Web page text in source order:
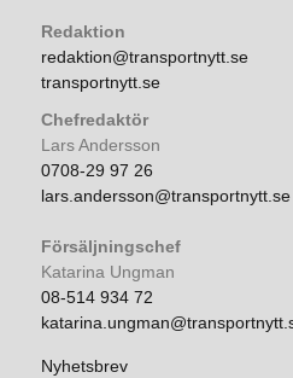
Redaktion
redaktion@transportnytt.se
transportnytt.se
Chefredaktör
Lars Andersson
0708-29 97 26
lars.andersson@transportnytt.se
Försäljningschef
Katarina Ungman
08-514 934 72
Nyhetsbrev